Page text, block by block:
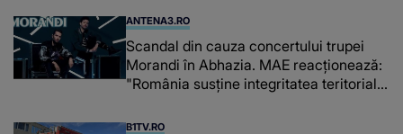
ANTENA3.RO
Scandal din cauza concertului trupei
Morandi în Abhazia. MAE reacționează:
"România susține integritatea teritorială
B1TV.RO